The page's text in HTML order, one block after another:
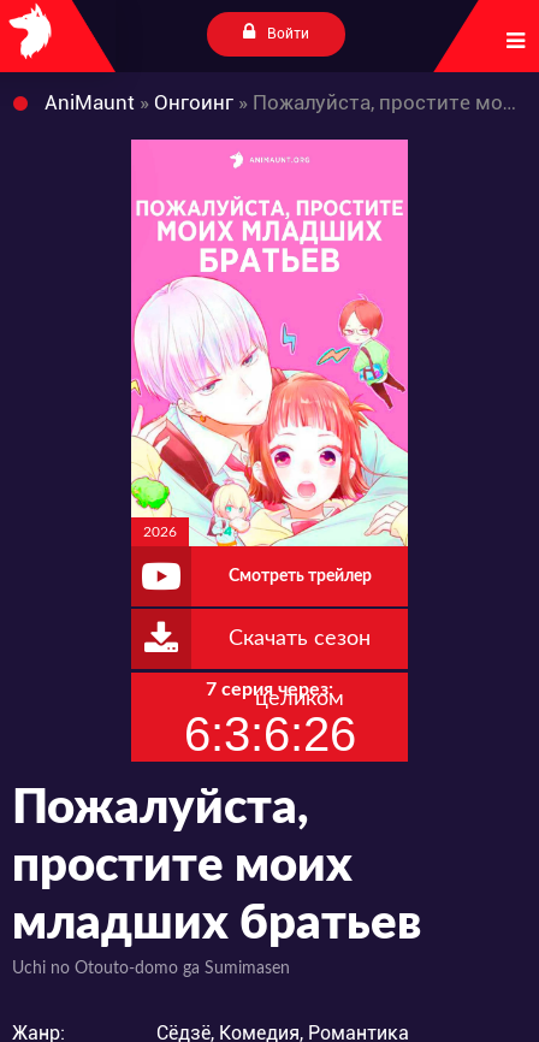
Войти
AniMaunt » Онгоинг » Пожалуйста, простите моих младших братьев
2026
Смотреть трейлер
Скачать сезон
целиком
7 серия через:
6:3:6:25
Пожалуйста,
простите моих
младших братьев
Uchi no Otouto-domo ga Sumimasen
Жанр:
Сёдзё, Комедия, Романтика